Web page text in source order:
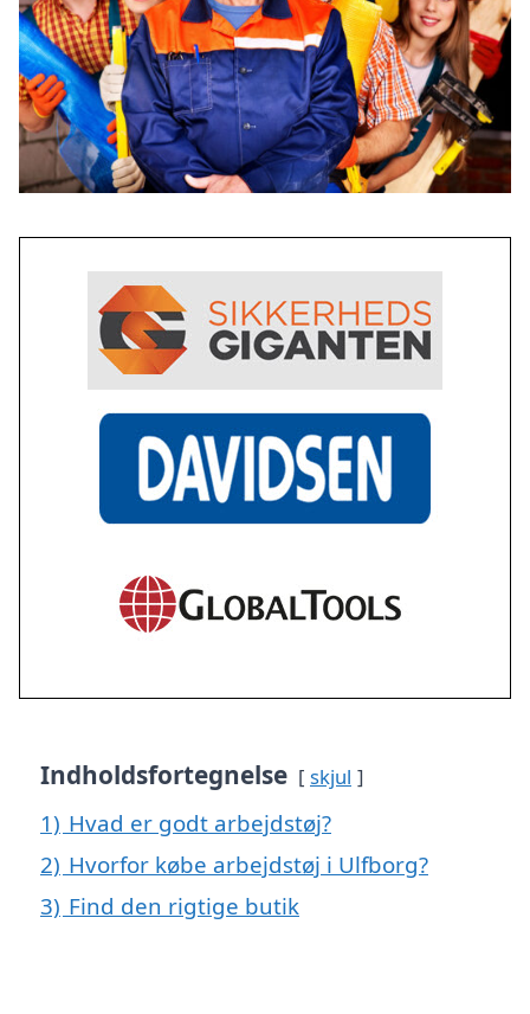
Indholdsfortegnelse skjul
1) Hvad er godt arbejdstøj?
2) Hvorfor købe arbejdstøj i Ulfborg?
3) Find den rigtige butik